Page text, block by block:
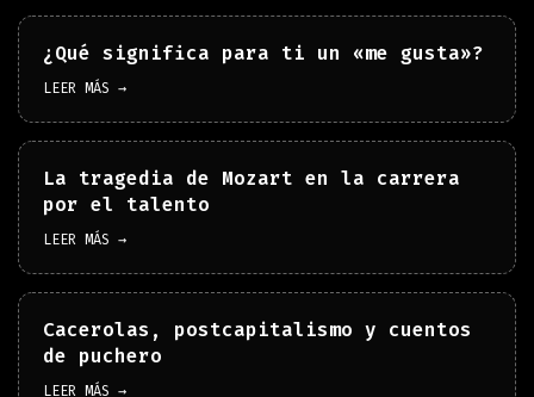
¿Qué significa para ti un «me gusta»?
LEER MÁS →
La tragedia de Mozart en la carrera
por el talento
LEER MÁS →
Cacerolas, postcapitalismo y cuentos
de puchero
LEER MÁS →